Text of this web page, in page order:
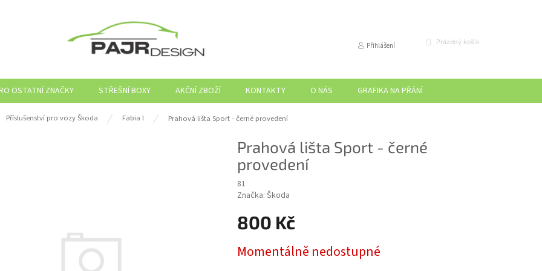
Přihlášení
NÁKUPNÍ
Prázdný košík
OSTATNÍ ZNAČKY STŘEŠNÍ BOXY AKČNÍ ZBOŽÍ KONTAKTY O NÁS GRAFIKA NA PŘÁNÍ
Příslušenství pro vozy Škoda Fabia I Prahová lišta Sport - černé provedení
Prahová lišta Sport - černé
provedení
81
Značka: Škoda
800 Kč
cena:
Momentálně nedostupné